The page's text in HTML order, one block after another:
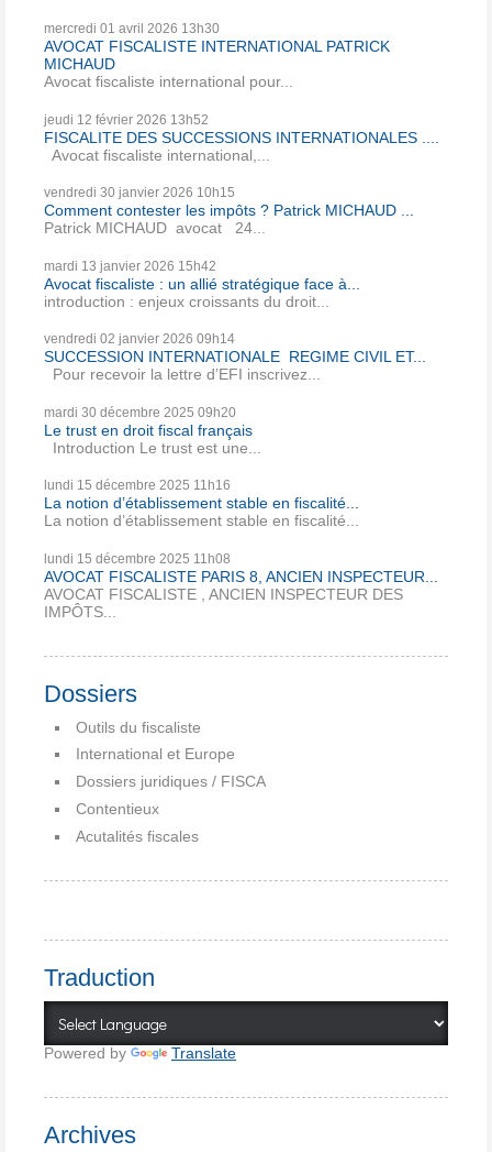
mercredi 01 avril 2026 13h30
AVOCAT FISCALISTE INTERNATIONAL PATRICK
MICHAUD
Avocat fiscaliste international pour...
jeudi 12 février 2026 13h52
FISCALITE DES SUCCESSIONS INTERNATIONALES ....
Avocat fiscaliste international,...
vendredi 30 janvier 2026 10h15
Comment contester les impôts ? Patrick MICHAUD ...
Patrick MICHAUD avocat 24...
mardi 13 janvier 2026 15h42
Avocat fiscaliste : un allié stratégique face à...
introduction : enjeux croissants du droit...
vendredi 02 janvier 2026 09h14
SUCCESSION INTERNATIONALE REGIME CIVIL ET...
Pour recevoir la lettre d’EFI inscrivez...
mardi 30 décembre 2025 09h20
Le trust en droit fiscal français
Introduction Le trust est une...
lundi 15 décembre 2025 11h16
La notion d’établissement stable en fiscalité...
La notion d’établissement stable en fiscalité...
lundi 15 décembre 2025 11h08
AVOCAT FISCALISTE PARIS 8, ANCIEN INSPECTEUR...
AVOCAT FISCALISTE , ANCIEN INSPECTEUR DES
IMPÔTS...
Dossiers
Outils du fiscaliste
International et Europe
Dossiers juridiques / FISCA
Contentieux
Acutalités fiscales
Traduction
Powered by Translate
Archives